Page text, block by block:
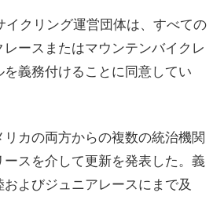
イクリング運営団体は、すべての
ースまたはマウンテンバイクレ
義務付けることに同意してい
カの両方からの複数の統治機関
スを介して更新を発表した。義
よびジュニアレースにまで及